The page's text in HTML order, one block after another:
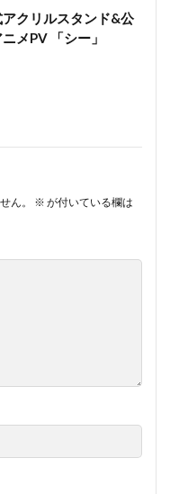
クリルスタンド&公
メPV 「シー」
ん。 ※ が付いている欄は